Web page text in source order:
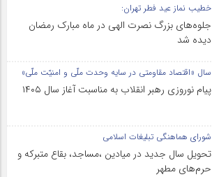
خطیب نماز عید فطر تهران:
جلوه‌های بزرگ نصرت الهی در ماه مبارک رمضان
دیده شد
سال «اقتصاد مقاومتی در سایه وحدت ملّی و امنیّت ملّی»
پیام نوروزی رهبر انقلاب به مناسبت آغاز سال ۱۴۰۵
شورای هماهنگی تبلیغات اسلامی
تحویل سال‌ جدید در میادین ،مساجد، بقاع متبرکه‌ و
حرم‌های‌ مطهر